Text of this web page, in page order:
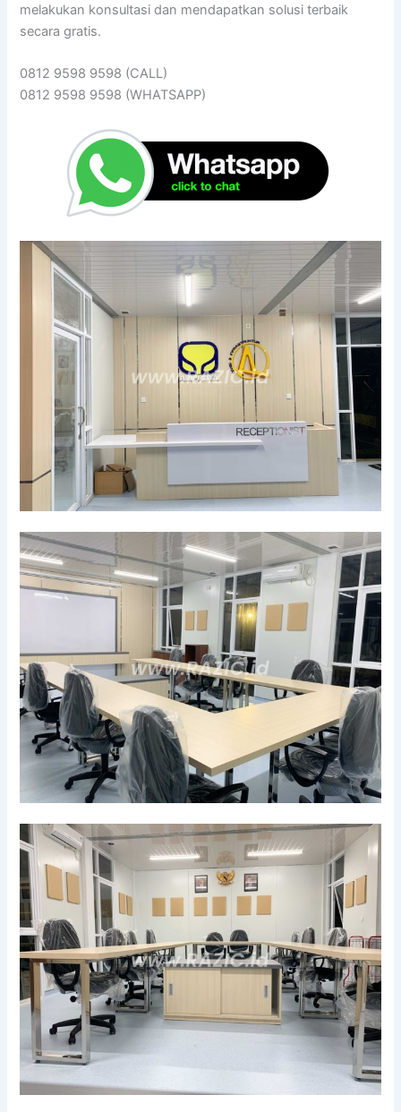
melakukan konsultasi dan mendapatkan solusi terbaik
secara gratis.
0812 9598 9598 (CALL)
0812 9598 9598 (WHATSAPP)